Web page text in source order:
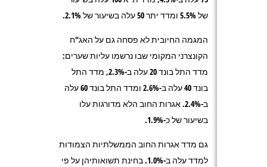
של 5.5% ומדד יתר 50 עלה בשיעור של 2.1%.
המגמה החיובית לא פסחה גם על האג"ח
הקונצרני המקומי שבו נרשמו עליות שערים:
מדד התל בונד 20 עלה ב-2.3%, מדד התל
בונד 40 עלה ב-2.6% ומדד התל בונד 60 עלה
ב-2.4%. אגרות החוב הלא מדורגות עלו
בשיעור של כ-1.9%.
גם מדד אגרות החוב הממשלתיות הצמודות
למדד עלה ב-1.0%. בחינת תשואותיהן על פי